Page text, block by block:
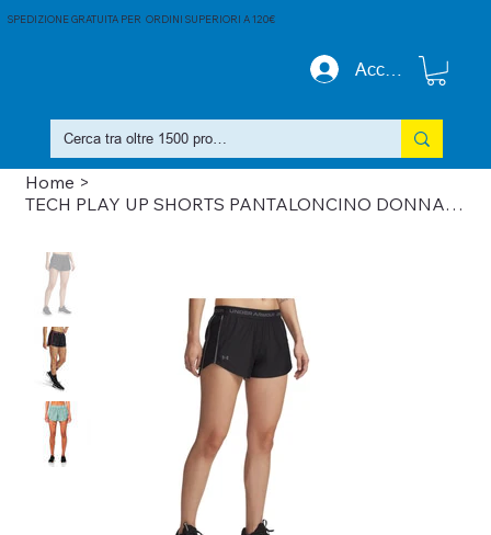
Accedi
SPEDIZIONE GRATUITA PER ORDINI SUPERIORI A 120€
Home >
TECH PLAY UP SHORTS PANTALONCINO DONNA 1389882